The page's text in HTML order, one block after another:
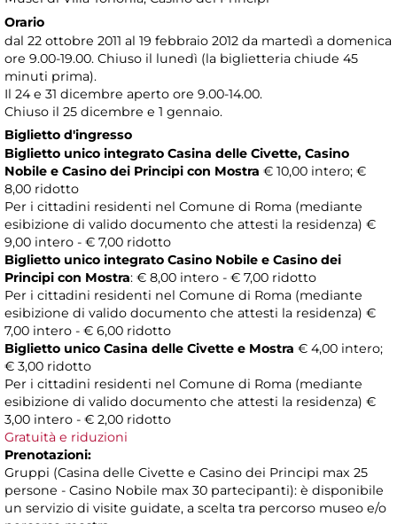
Orario
dal 22 ottobre 2011 al 19 febbraio 2012 da martedì a domenica
ore 9.00-19.00. Chiuso il lunedì (la biglietteria chiude 45
minuti prima).
Il 24 e 31 dicembre aperto ore 9.00-14.00.
Chiuso il 25 dicembre e 1 gennaio.
Biglietto d'ingresso
Biglietto unico integrato Casina delle Civette, Casino
Nobile e Casino dei Principi con Mostra € 10,00 intero; €
8,00 ridotto
Per i cittadini residenti nel Comune di Roma (mediante
esibizione di valido documento che attesti la residenza) €
9,00 intero - € 7,00 ridotto
Biglietto unico integrato Casino Nobile e Casino dei
Principi con Mostra: € 8,00 intero - € 7,00 ridotto
Per i cittadini residenti nel Comune di Roma (mediante
esibizione di valido documento che attesti la residenza) €
7,00 intero - € 6,00 ridotto
Biglietto unico Casina delle Civette e Mostra € 4,00 intero;
€ 3,00 ridotto
Per i cittadini residenti nel Comune di Roma (mediante
esibizione di valido documento che attesti la residenza) €
3,00 intero - € 2,00 ridotto
Gratuità e riduzioni
Prenotazioni:
Gruppi (Casina delle Civette e Casino dei Principi max 25
persone - Casino Nobile max 30 partecipanti): è disponibile
un servizio di visite guidate, a scelta tra percorso museo e/o